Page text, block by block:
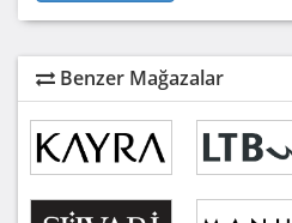
Benzer Mağazalar